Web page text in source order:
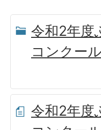
令和2年度
コンクー
令和2年度